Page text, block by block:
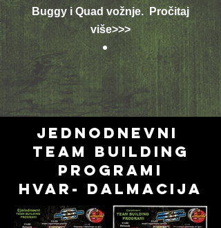
Buggy i Quad vožnje. Pročitaj
više>>>
JEDNOdnevni
team building
programi
HVAR- DALMACIJA